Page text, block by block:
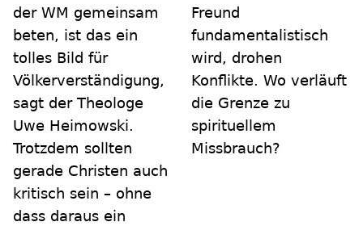
der WM gemeinsam
beten, ist das ein
tolles Bild für
Völkerverständigung,
sagt der Theologe
Uwe Heimowski.
Trotzdem sollten
gerade Christen auch
kritisch sein – ohne
dass daraus ein
Freund
fundamentalistisch
wird, drohen
Konflikte. Wo verläuft
die Grenze zu
spirituellem
Missbrauch?